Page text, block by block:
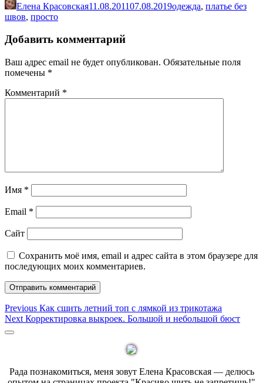
Pinterest
Елена Красовская11.08.201107.08.2019одежда, платье без
швов, просто
Добавить комментарий
Ваш адрес email не будет опубликован. Обязательные поля
помечены *
Комментарий *
Имя *
Email *
Сайт
Сохранить моё имя, email и адрес сайта в этом браузере для
последующих моих комментариев.
Навигация
по
Previous Previous
post:
Как сшить летний топ с лямкой из трикотажа
Next Next
Корректировка выкроек. Большой и небольшой бюст
Sidebar
Рада познакомиться, меня зовут Елена Красовская — делюсь